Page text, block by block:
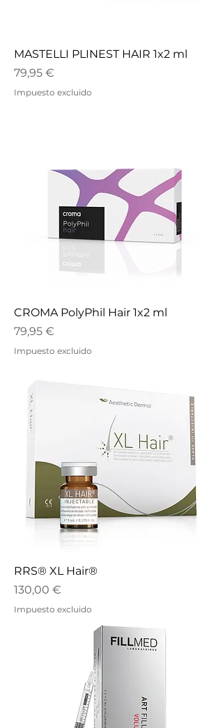
MASTELLI PLINEST HAIR 1x2 ml
Precio
79,95 €
Impuesto excluido
CROMA PolyPhil Hair 1x2 ml
Precio
79,95 €
Impuesto excluido
RRS® XL Hair®
Precio
130,00 €
Impuesto excluido